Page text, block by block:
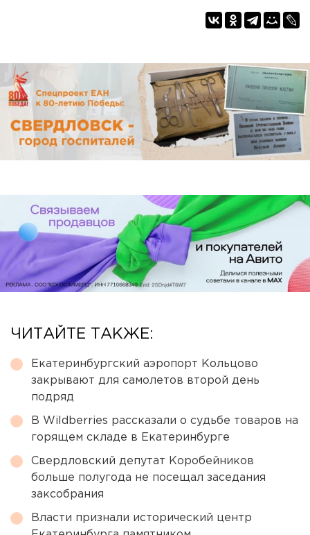
ЧИТАЙТЕ ТАКЖЕ:
Екатеринбургский аэропорт Кольцово
закрывают для самолетов второй день
подряд
В Wildberries рассказали о судьбе товаров на
горящем складе в Екатеринбурге
Свердловский депутат Коробейников
больше полугода не посещал заседания
заксобрания
Власти признали исторический центр